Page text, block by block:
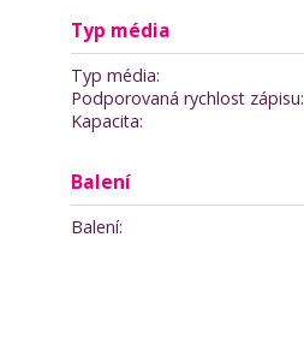
Typ média
Typ média:
Podporovaná rychlost zápisu:
Kapacita:
Balení
Balení: